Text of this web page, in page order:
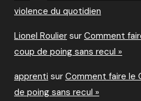
violence du quotidien
Lionel Roulier sur Comment
coup de poing sans recul »
apprenti sur Comment faire le
de poing sans recul »